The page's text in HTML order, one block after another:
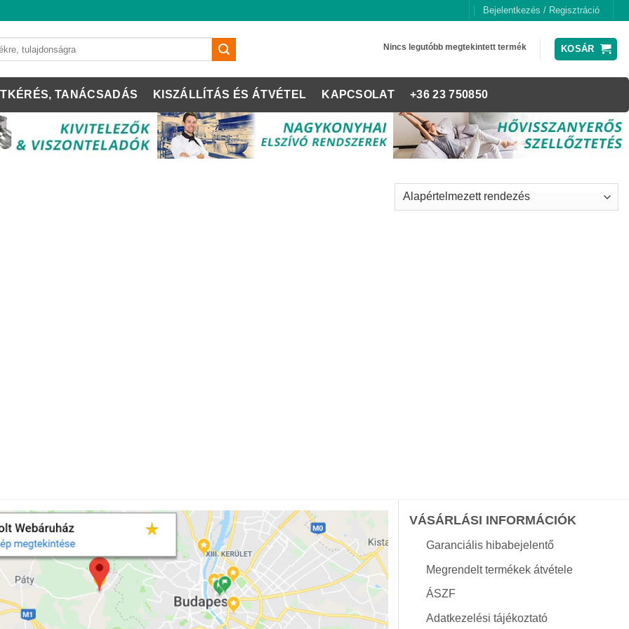
Bejelentkezés / Regisztráció
Nincs legutóbb megtekintett termék KOSÁR
TANÁCSADÁS KISZÁLLÍTÁS ÉS ÁTVÉTEL KAPCSOLAT +36 23 750850
VÁSÁRLÁSI INFORMÁCIÓK
Garanciális hibabejelentő
Megrendelt termékek átvétele
ÁSZF
Adatkezelési tájékoztató